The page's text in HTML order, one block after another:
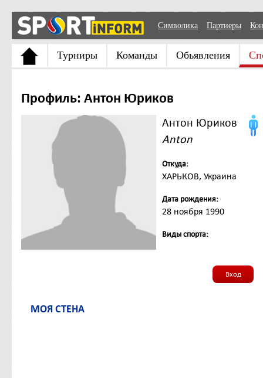
Символика Партнеры
Турниры Команды Обьявления
Профиль: Антон Юриков
Антон Юриков
Anton
Откуда:
ХАРЬКОВ, Украина
Дата рождения:
28 ноября 1990
Виды спорта:
Вход
МОЯ СТЕНА